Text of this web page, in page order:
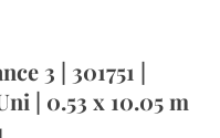
3 | 301751 |
| 0.53 x 10.05 m